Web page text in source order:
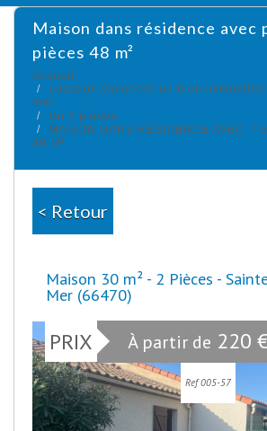
maison dans résidence avec piscine, 3
pièces 48 m²
Accueil
Location vacances un bien
mer
Un 2 pièces
MAISON DANS RÉSIDENCE AVEC
48 M²
< Retour
Maison 30 m² - 2 Pièces -
Mer (66470)
PRIX À partir de 220
Ref 005-57